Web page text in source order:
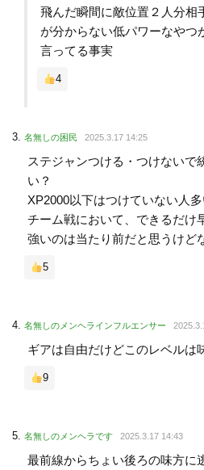
飛んだ瞬間に敵位置２人分相
が分からない低パワーなやつ
言ってる事実
4
名無しの困民 2025.3.17 14:25
ステジャンつける・つけないで
い？
XP2000以下はつけていない人多
チーム戦において、できるだけ
強いのは当たり前だと思うけど
5
名無しのメンヘラインフルエンサー
ギアは自由だけどこのレベルは
9
名無しのメンヘラです 2025.3.17 14:43
最前線からちょい後ろの味方に